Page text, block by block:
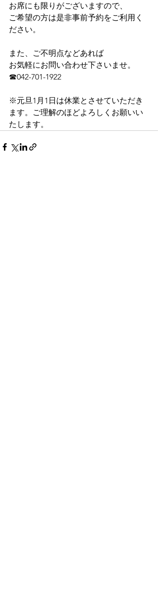
お席にも限りがございますので、
ご希望の方は是非事前予約をご利用く
ださい。
また、ご不明点などあれば
お気軽にお問い合わせ下さいませ。
☎︎042-701-1922
※元旦1月1日は休業とさせていただき
ます。ご理解のほどよろしくお願いい
たします。